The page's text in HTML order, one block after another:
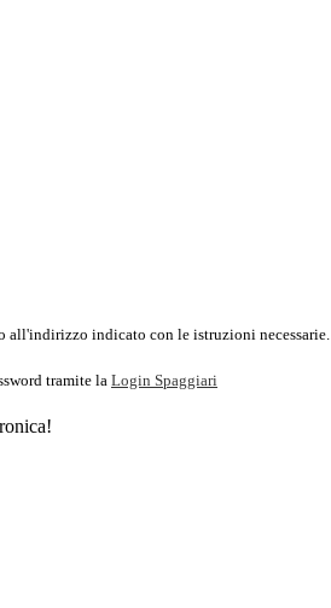
all'indirizzo indicato con le istruzioni necessarie.
tramite la Login Spaggiari